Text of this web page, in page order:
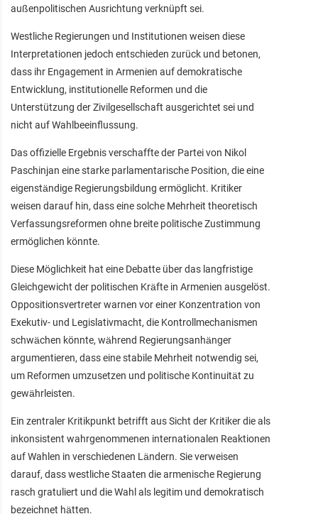
außenpolitischen Ausrichtung verknüpft sei.
Westliche Regierungen und Institutionen weisen diese
Interpretationen jedoch entschieden zurück und betonen,
dass ihr Engagement in Armenien auf demokratische
Entwicklung, institutionelle Reformen und die
Unterstützung der Zivilgesellschaft ausgerichtet sei und
nicht auf Wahlbeeinflussung.
Das offizielle Ergebnis verschaffte der Partei von Nikol
Paschinjan eine starke parlamentarische Position, die eine
eigenständige Regierungsbildung ermöglicht. Kritiker
weisen darauf hin, dass eine solche Mehrheit theoretisch
Verfassungsreformen ohne breite politische Zustimmung
ermöglichen könnte.
Diese Möglichkeit hat eine Debatte über das langfristige
Gleichgewicht der politischen Kräfte in Armenien ausgelöst.
Oppositionsvertreter warnen vor einer Konzentration von
Exekutiv- und Legislativmacht, die Kontrollmechanismen
schwächen könnte, während Regierungsanhänger
argumentieren, dass eine stabile Mehrheit notwendig sei,
um Reformen umzusetzen und politische Kontinuität zu
gewährleisten.
Ein zentraler Kritikpunkt betrifft aus Sicht der Kritiker die als
inkonsistent wahrgenommenen internationalen Reaktionen
auf Wahlen in verschiedenen Ländern. Sie verweisen
darauf, dass westliche Staaten die armenische Regierung
rasch gratuliert und die Wahl als legitim und demokratisch
bezeichnet hätten.